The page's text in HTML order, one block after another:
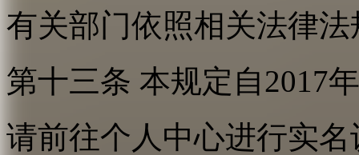
有关部门依照相关法律
第十三条 本规定自2017
请前往个人中心进行实名